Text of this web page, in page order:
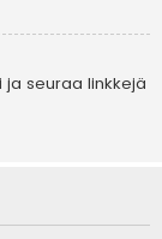
ja seuraa linkkejä